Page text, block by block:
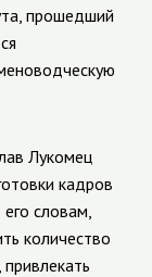
прошедший
Лукомец
кадров
словам,
количество